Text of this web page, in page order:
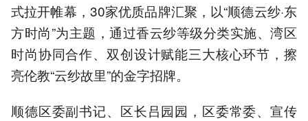
式拉开帷幕，30家优质品牌汇聚，以“顺德云纱·东
方时尚”为主题，通过香云纱等级分类实施、湾区
时尚协同合作、双创设计赋能三大核心环节，擦
亮伦教“云纱故里”的金字招牌。
顺德区委副书记、区长吕园园，区委常委、宣传